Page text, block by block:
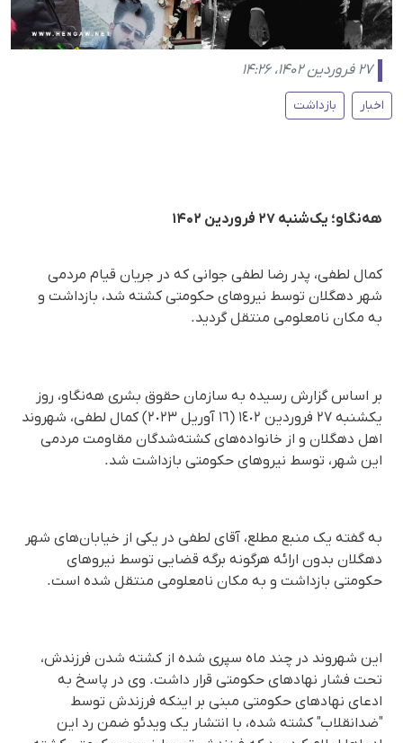
۲۷ فروردین ۱۴۰۲، ۱۴:۲۶
اخبار بازداشت
هه‌نگاو؛ یک‌شنبه ۲۷ فروردین ۱۴۰۲
کمال لطفی، پدر رضا لطفی جوانی که در جریان قیام مردمی
شهر دهگلان توسط نیروهای حکومتی کشته شد، بازداشت و
به مکان نامعلومی منتقل گردید.
بر اساس گزارش رسیده به سازمان حقوق بشری هه‌نگاو، روز
یکشنبه ٢٧ فروردین ١٤٠٢ (١٦ آوریل ٢٠٢٣) کمال لطفی، شهروند
اهل دهگلان و از خانواده‌های کشته‌شدگان مقاومت مردمی
این شهر، توسط نیروهای حکومتی بازداشت شد.
به گفته یک منبع مطلع، آقای لطفی در یکی از خیابان‌های شهر
دهگلان بدون ارائه هرگونه برگه قضایی توسط نیروهای
حکومتی بازداشت و به مکان نامعلومی منتقل شده است.
این شهروند در چند ماه سپری شده از کشته شدن فرزندش،
تحت فشار نهادهای حکومتی قرار داشت. وی در پاسخ به
ادعای نهادهای حکومتی مبنی بر اینکه فرزندش توسط
"ضدانقلاب" کشته شده، با انتشار یک ویدئو ضمن رد این